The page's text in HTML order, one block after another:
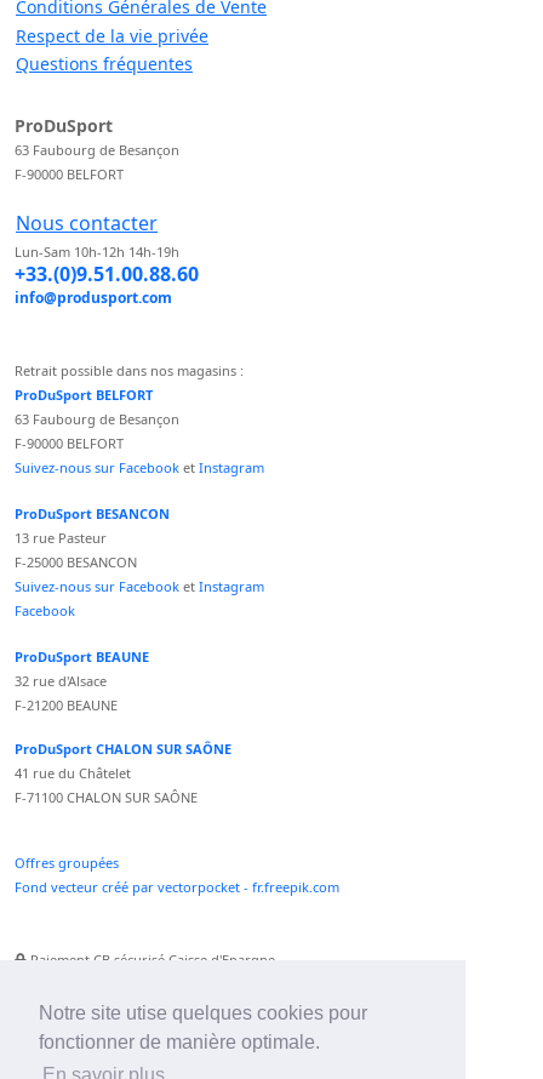
Notre site utise quelques cookies pour
fonctionner de manière optimale.
Conditions Générales de Vente
Respect de la vie privée
Questions fréquentes
ProDuSport
63 Faubourg de Besançon
F-90000 BELFORT
Nous contacter
Lun-Sam 10h-12h 14h-19h
+33.(0)9.51.00.88.60
info@produsport.com
Retrait possible dans nos magasins :
ProDuSport BELFORT
63 Faubourg de Besançon
F-90000 BELFORT
Suivez-nous sur Facebook et Instagram
ProDuSport BESANCON
13 rue Pasteur
F-25000 BESANCON
Suivez-nous sur Facebook et Instagram
Facebook
ProDuSport BEAUNE
32 rue d'Alsace
F-21200 BEAUNE
ProDuSport CHALON SUR SAÔNE
41 rue du Châtelet
F-71100 CHALON SUR SAÔNE
Offres groupées
Fond vecteur créé par vectorpocket - fr.freepik.com
Paiement CB sécurisé Caisse d'Epargne
Paiement Paypal accepté